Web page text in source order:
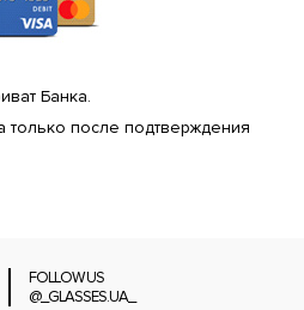
Банка.
только после подтверждения
FOLLOW US
@_GLASSES.UA_